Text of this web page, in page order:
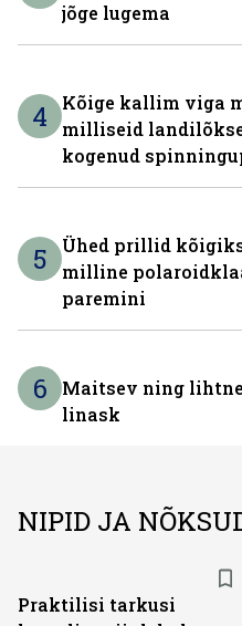
jõge lugema
4
Kõige kallim viga
milliseid
kogenud
5
Ühed prillid
milline
paremini
6
Maitsev ning
linask
NIPID JA
Praktilisi tarkusi